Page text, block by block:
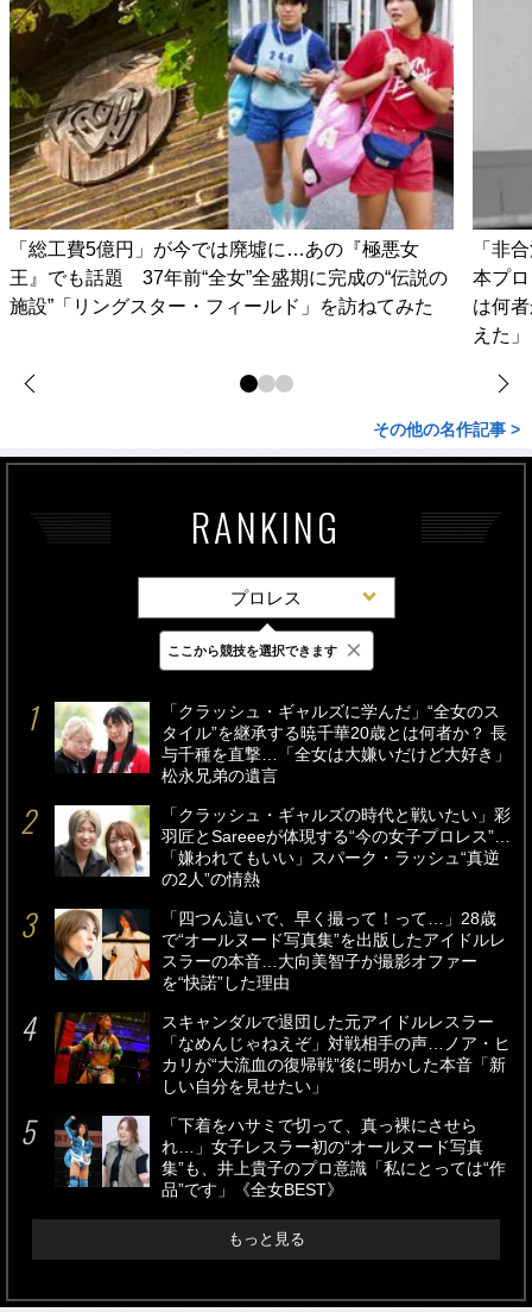
「総工費5億円」が今では廃墟に…あの『極悪女
王』でも話題 37年前“全女”全盛期に完成の“伝説の
施設”「リングスター・フィールド」を訪ねてみた
「非
本プ
は何
えた」
その他の名作記事 >
RANKING
プロレス
最新 24時間 週間
「クラッシュ・ギャルズに学んだ」“全女のス
タイル”を継承する暁千華20歳とは何者か？ 長
与千種を直撃…「全女は大嫌いだけど大好き」
松永兄弟の遺言
「クラッシュ・ギャルズの時代と戦いたい」彩
羽匠とSareeeが体現する“今の女子プロレス”…
「嫌われてもいい」スパーク・ラッシュ“真逆
の2人”の情熱
「四つん這いで、早く撮って！って…」28歳
で“オールヌード写真集”を出版したアイドルレ
スラーの本音…大向美智子が撮影オファー
を“快諾”した理由
スキャンダルで退団した元アイドルレスラー
「なめんじゃねえぞ」対戦相手の声…ノア・ヒ
カリが“大流血の復帰戦”後に明かした本音「新
しい自分を見せたい」
「下着をハサミで切って、真っ裸にさせら
れ…」女子レスラー初の“オールヌード写真
集”も、井上貴子のプロ意識「私にとっては“作
品”です」《全女BEST》
もっと見る
ここから競技を選択できます ×